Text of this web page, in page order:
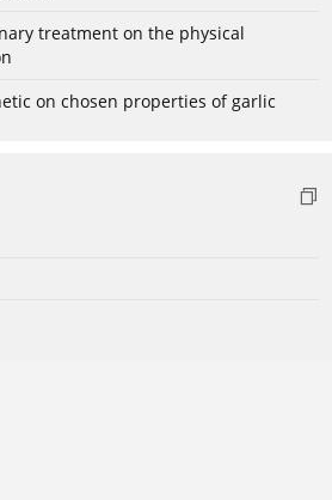
treatment on the physical
on chosen properties of garlic